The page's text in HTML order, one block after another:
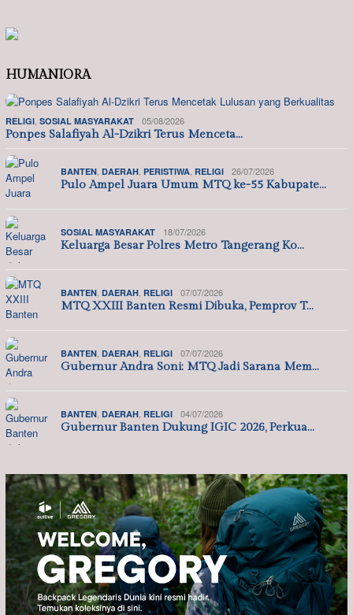
HUMANIORA
RELIGI, SOSIAL MASYARAKAT 05/08/2026
Ponpes Salafiyah Al-Dzikri Terus Menceta…
BANTEN, DAERAH, PERISTIWA, RELIGI 26/07/2026
Pulo Ampel Juara Umum MTQ ke-55 Kabupate…
SOSIAL MASYARAKAT 18/07/2026
Keluarga Besar Polres Metro Tangerang Ko…
BANTEN, DAERAH, RELIGI 07/07/2026
MTQ XXIII Banten Resmi Dibuka, Pemprov T…
BANTEN, DAERAH, RELIGI 07/07/2026
Gubernur Andra Soni: MTQ Jadi Sarana Mem…
BANTEN, DAERAH, RELIGI 04/07/2026
Gubernur Banten Dukung IGIC 2026, Perkua…